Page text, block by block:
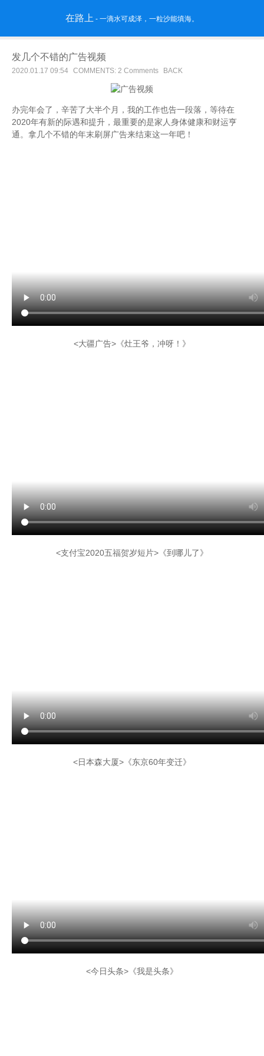
在路上 - 一滴水可成泽，一粒沙能填海。
发几个不错的广告视频
2020.01.17 09:54 COMMENTS: 2 Comments BACK
办完年会了，辛苦了大半个月，我的工作也告一段落，等待在
2020年有新的际遇和提升，最重要的是家人身体健康和财运亨
通。拿几个不错的年末刷屏广告来结束这一年吧！
<大疆广告>《灶王爷，冲呀！》
<支付宝2020五福贺岁短片>《到哪儿了》
<日本森大厦>《东京60年变迁》
<今日头条>《我是头条》